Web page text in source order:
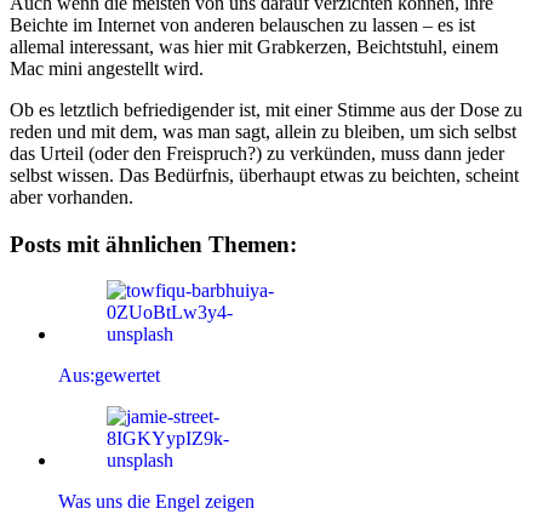
Beichte im Internet von anderen belauschen zu lassen – es ist
allemal interessant, was hier mit Grabkerzen, Beichtstuhl, einem
Mac mini angestellt wird.
Ob es letztlich befriedigender ist, mit einer Stimme aus der Dose zu
reden und mit dem, was man sagt, allein zu bleiben, um sich selbst
das Urteil (oder den Freispruch?) zu verkünden, muss dann jeder
selbst wissen. Das Bedürfnis, überhaupt etwas zu beichten, scheint
aber vorhanden.
Posts mit ähnlichen Themen:
Aus:gewertet
Was uns die Engel zeigen